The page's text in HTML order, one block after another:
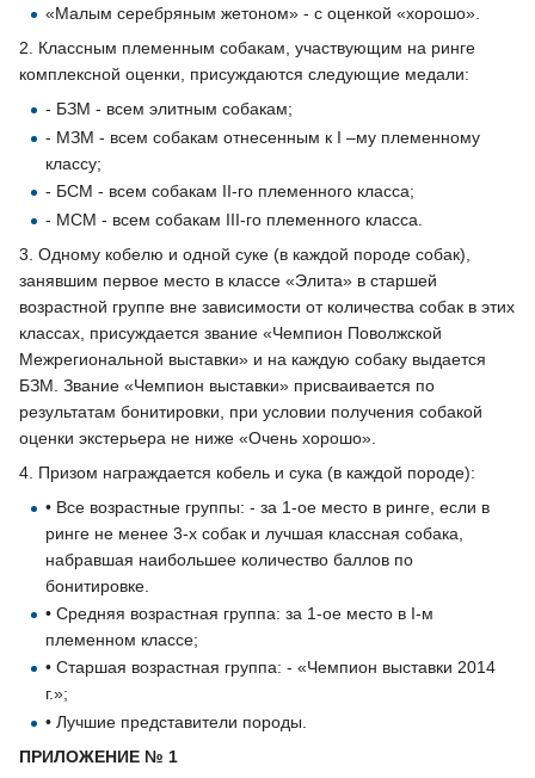
«Малым серебряным жетоном» - с оценкой «хорошо».
2. Классным племенным собакам, участвующим на ринге
комплексной оценки, присуждаются следующие медали:
- БЗМ - всем элитным собакам;
- МЗМ - всем собакам отнесенным к I –му племенному
классу;
- БСМ - всем собакам II-го племенного класса;
- МСМ - всем собакам III-го племенного класса.
3. Одному кобелю и одной суке (в каждой породе собак),
занявшим первое место в классе «Элита» в старшей
возрастной группе вне зависимости от количества собак в этих
классах, присуждается звание «Чемпион Поволжской
Межрегиональной выставки» и на каждую собаку выдается
БЗМ. Звание «Чемпион выставки» присваивается по
результатам бонитировки, при условии получения собакой
оценки экстерьера не ниже «Очень хорошо».
4. Призом награждается кобель и сука (в каждой породе):
• Все возрастные группы: - за 1-ое место в ринге, если в
ринге не менее 3-х собак и лучшая классная собака,
набравшая наибольшее количество баллов по
бонитировке.
• Средняя возрастная группа: за 1-ое место в I-м
племенном классе;
• Старшая возрастная группа: - «Чемпион выставки 2014
г.»;
• Лучшие представители породы.
ПРИЛОЖЕНИЕ № 1